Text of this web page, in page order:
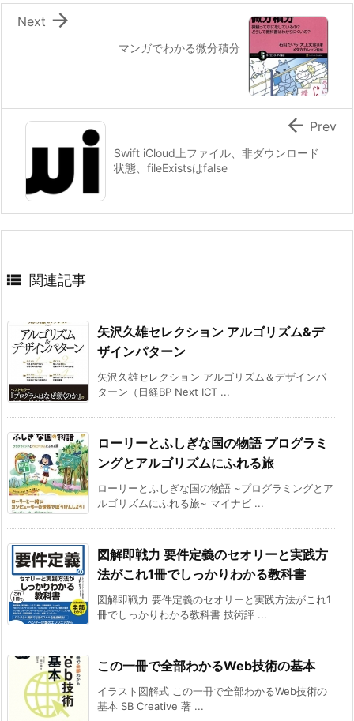
マンガでわかる微分積分

Next
Swift iCloud上ファイル、非ダウンロード
状態、fileExistsはfalse
 Prev
 関連記事
矢沢久雄セレクション アルゴリズム&デ
ザインパターン
矢沢久雄セレクション アルゴリズム＆デザインパ
ターン（日経BP Next ICT ...
ローリーとふしぎな国の物語 プログラミ
ングとアルゴリズムにふれる旅
ローリーとふしぎな国の物語 ~プログラミングとア
ルゴリズムにふれる旅~ マイナビ ...
図解即戦力 要件定義のセオリーと実践方
法がこれ1冊でしっかりわかる教科書
図解即戦力 要件定義のセオリーと実践方法がこれ1
冊でしっかりわかる教科書 技術評 ...
この一冊で全部わかるWeb技術の基本
イラスト図解式 この一冊で全部わかるWeb技術の
基本 SB Creative 著 ...